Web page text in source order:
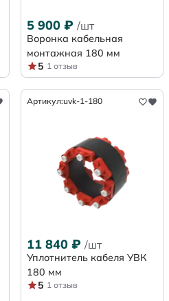
5 900 ₽ /шт
Воронка кабельная
монтажная 180 мм
5 1 отзыв
Артикул:uvk-1-180
11 840 ₽ /шт
Уплотнитель кабеля УВК
180 мм
5 1 отзыв